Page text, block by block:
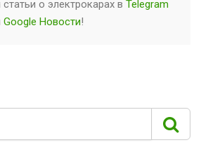
статьи о электрокарах в Telegram
Google Новости!